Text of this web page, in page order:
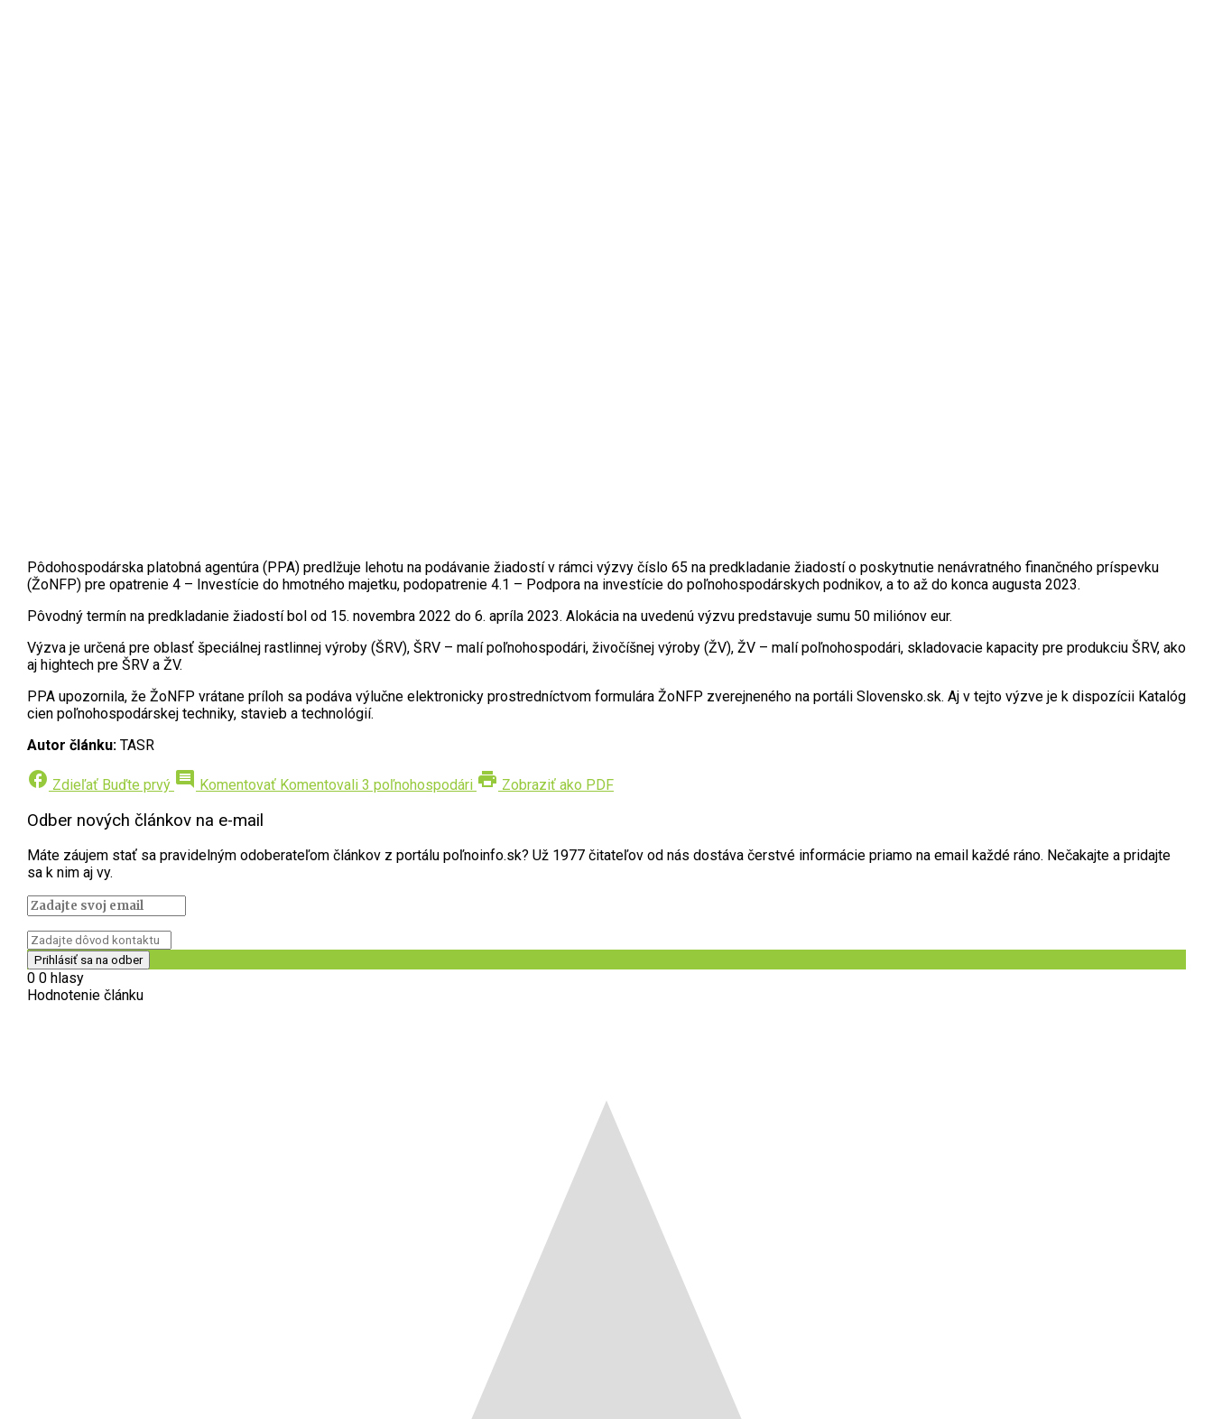
Pôdohospodárska platobná agentúra (PPA) predlžuje lehotu na podávanie žiadostí v rámci výzvy číslo 65 na predkladanie žiadostí o poskytnutie nenávratného finančného príspevku
(ŽoNFP) pre opatrenie 4 – Investície do hmotného majetku, podopatrenie 4.1 – Podpora na investície do poľnohospodárskych podnikov, a to až do konca augusta 2023.
Pôvodný termín na predkladanie žiadostí bol od 15. novembra 2022 do 6. apríla 2023. Alokácia na uvedenú výzvu predstavuje sumu 50 miliónov eur.
Výzva je určená pre oblasť špeciálnej rastlinnej výroby (ŠRV), ŠRV – malí poľnohospodári, živočíšnej výroby (ŽV), ŽV – malí poľnohospodári, skladovacie kapacity pre produkciu ŠRV, ako
aj hightech pre ŠRV a ŽV.
PPA upozornila, že ŽoNFP vrátane príloh sa podáva výlučne elektronicky prostredníctvom formulára ŽoNFP zverejneného na portáli Slovensko.sk. Aj v tejto výzve je k dispozícii Katalóg
cien poľnohospodárskej techniky, stavieb a technológií.
Autor článku: TASR
facebook Zdieľať Buďte prvý comment Komentovať Komentovali 3 poľnohospodári print Zobraziť ako PDF
Odber nových článkov na e-mail
Máte záujem stať sa pravidelným odoberateľom článkov z portálu poľnoinfo.sk? Už 1977 čitateľov od nás dostáva čerstvé informácie priamo na email každé ráno. Nečakajte a pridajte
sa k nim aj vy.
0 0 hlasy
Hodnotenie článku